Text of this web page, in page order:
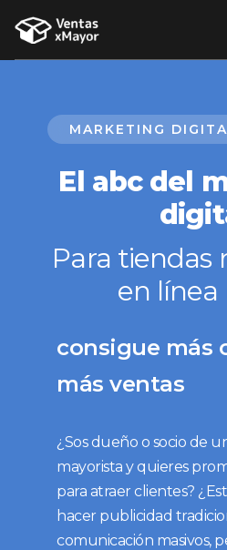
MARKETING
El abc del
Para tiendas
en línea
consigue más
más ventas
¿Sos dueño o socio de
mayorista y quieres
para atraer clientes?
hacer publicidad
comunicación masivos,